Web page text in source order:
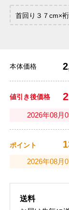
首回り３７cm×
本体価格
値引き後価格
2026年08月
ポイント
2026年08月
送料